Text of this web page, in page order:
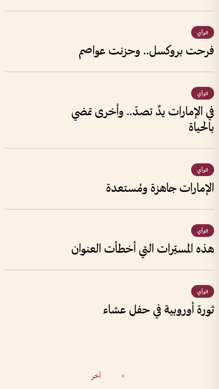
الرأي
فرحت بروكسل.. وحزنت عواصم
الرأي
في الإمارات يدٌ تصدّ.. وأخرى تمضي
بالحياة
الرأي
الإمارات جاهزة ومُستعدة
الرأي
هذه المسيّرات التي أخطأت العنوان
الرأي
ثورة أوروبية في حفل عشاء
> آخر